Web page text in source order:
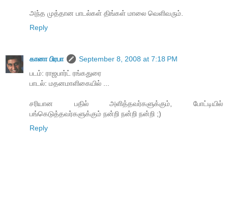
அந்த முத்தான பாடல்கள் திங்கள் மாலை வெளிவரும்.
Reply
கானா பிரபா
September 8, 2008 at 7:18 PM
படம்: ராஜபார்ட் ரங்கதுரை
பாடல்: மதனமாளிகையில் ...
சரியான பதில் அளித்தவர்களுக்கும், போட்டியில்
பங்கெடுத்தவர்களுக்கும் நன்றி நன்றி நன்றி ;)
Reply